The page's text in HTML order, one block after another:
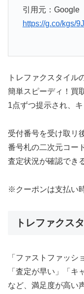
引用元：Google
https://g.co/kgs/
トレファクスタイル
簡単スピーディ！買
1点ずつ提示され、キ
受付番号を受け取リ
番号札の二次元コー
査定状況が確認でき
※クーポンは支払い
トレファクス
「ファストファッシ
「査定が早い」「キ
など、満足度が高い